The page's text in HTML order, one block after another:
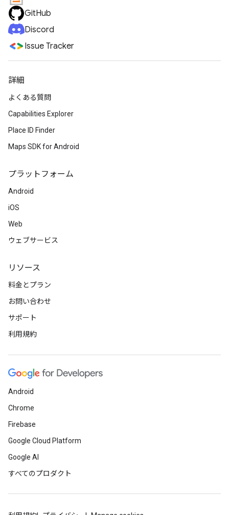
GitHub
Discord
Issue Tracker
詳細
よくある質問
Capabilities Explorer
Place ID Finder
Maps SDK for Android
プラットフォーム
Android
iOS
Web
ウェブサービス
リソース
料金とプラン
お問い合わせ
サポート
利用規約
Android
Chrome
Firebase
Google Cloud Platform
Google AI
すべてのプロダクト